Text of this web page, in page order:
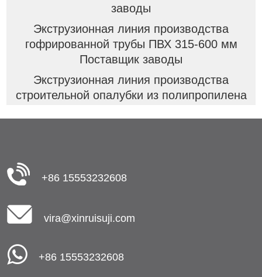
заводы
Экструзионная линия производства
гофрированной трубы ПВХ 315-600 мм
Поставщик заводы
Экструзионная линия производства
строительной опалубки из полипропилена
+86 15553232608
vira@xinruisuji.com
+86 15553232608